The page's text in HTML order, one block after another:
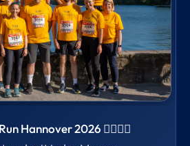
Hannover 2026 🏃‍♀️🏃‍♂️